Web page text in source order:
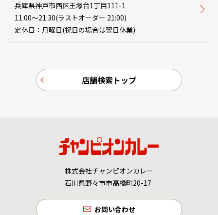
兵庫県神戸市西区王塚台1丁目111-1
11:00～21:30(ラストオーダー 21:00)
定休日：月曜日(祝日の場合は翌日休業)
店舗検索トップ
株式会社チャンピオンカレー
石川県野々市市高橋町20-17
お問い合わせ